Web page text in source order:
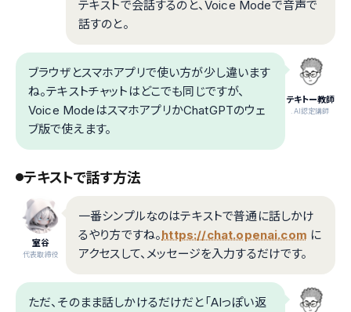
テキストで会話するのと、Voice Modeで音声で
話すのと。
テキトー教師
.AI認定講師
ブラウザとスマホアプリで使い方が少し違います
ね。テキストチャットはどこでも同じですが、
Voice ModeはスマホアプリかChatGPTのウェ
ブ版で使えます。
テキストで話す方法
室谷
代表取締役
一番シンプルなのはテキストで普通に話しかけ
るやり方ですね。https://chat.openai.com に
アクセスして、メッセージを入力するだけです。
ただ、そのまま話しかけるだけだと「AIっぽい返